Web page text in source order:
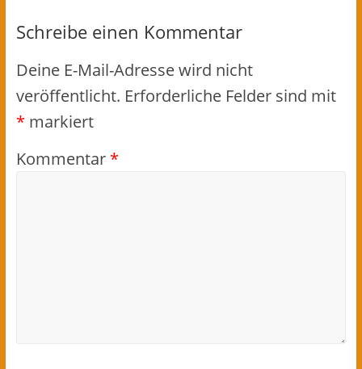
Schreibe einen Kommentar
Deine E-Mail-Adresse wird nicht
veröffentlicht. Erforderliche Felder sind mit
* markiert
Kommentar *